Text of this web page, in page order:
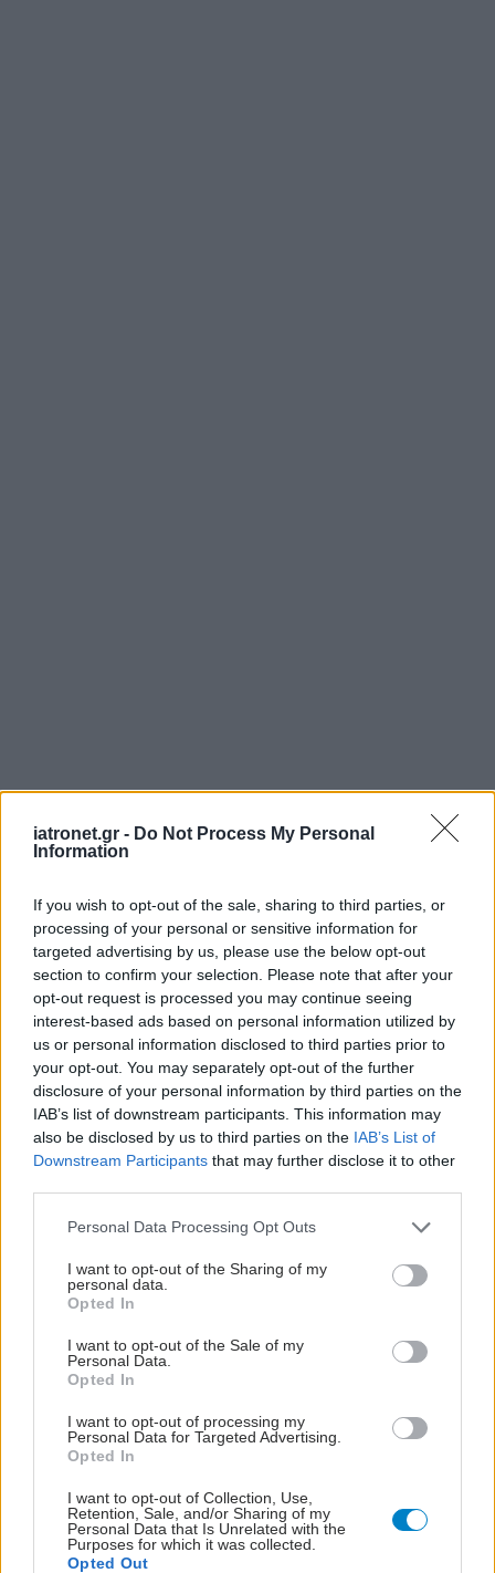
iatronet.gr - Do Not Process My Personal
Information
If you wish to opt-out of the sale, sharing to third parties, or
processing of your personal or sensitive information for
targeted advertising by us, please use the below opt-out
section to confirm your selection. Please note that after your
opt-out request is processed you may continue seeing
interest-based ads based on personal information utilized by
us or personal information disclosed to third parties prior to
your opt-out. You may separately opt-out of the further
disclosure of your personal information by third parties on the
IAB’s list of downstream participants. This information may
also be disclosed by us to third parties on the IAB’s List of
Downstream Participants that may further disclose it to other
Please note that this website/app uses one or more Google
not limited to your visit or usage behaviour. You may click to
grant or deny consent to Google and its third-party tags to
use your data for below specified purposes in below Google
consent section.
Personal Data Processing Opt Outs
I want to opt-out of the Sharing of my
personal data.
Opted In
I want to opt-out of the Sale of my
Personal Data.
Opted In
I want to opt-out of processing my
Personal Data for Targeted Advertising.
Opted In
I want to opt-out of Collection, Use,
Retention, Sale, and/or Sharing of my
Personal Data that Is Unrelated with the
Purposes for which it was collected.
Opted Out
ΜΠΕΙΤΕ ΣΤΗ ΣΥΖΗΤΗΣΗ
Loading...
Προσθήκη Σχολίου